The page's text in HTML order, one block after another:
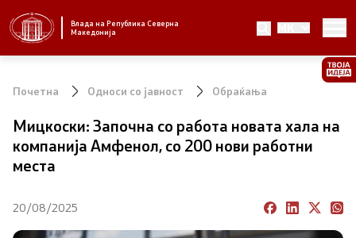
Влада на Република Северна
Македонија
MK
Стратешки приоритети и програма
Завршени планови
Национални стратегии
Почетна Односи со јавност Обраќања
Мицкоски: Започна со работа новата хала на
компанија Амфенол, со 200 нови работни
места
20/08/2025